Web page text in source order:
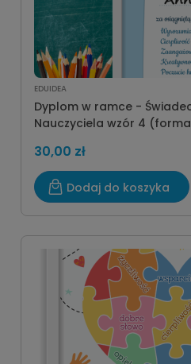
EDUIDEA
Dyplom w ramce -
Nauczyciela wzór 4
30,00 zł
Dodaj do koszyka